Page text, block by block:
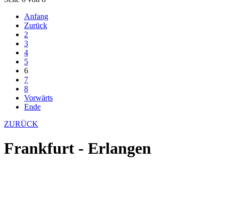
Anfang
Zurück
2
3
4
5
6
7
8
Vorwärts
Ende
ZURÜCK
Frankfurt - Erlangen